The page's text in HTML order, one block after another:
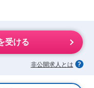
受ける
非公開求人とは